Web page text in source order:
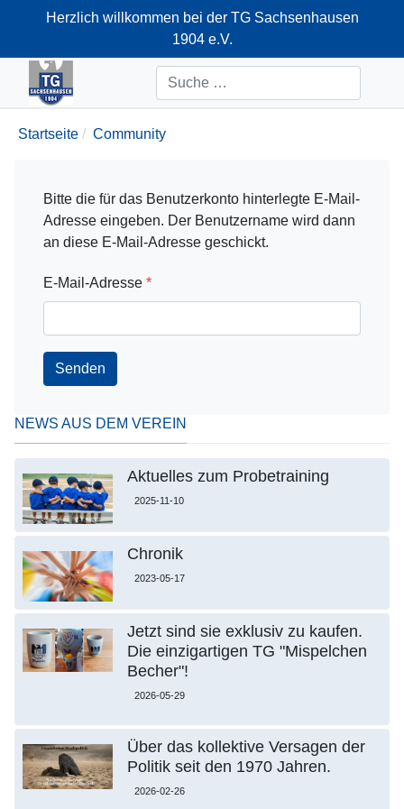
Herzlich willkommen bei der TG Sachsenhausen
1904 e.V.
+49-69-66374712
Suchen
Startseite Community
Bitte die für das Benutzerkonto hinterlegte E-Mail-
Adresse eingeben. Der Benutzername wird dann
an diese E-Mail-Adresse geschickt.
E-Mail-Adresse *
Senden
NEWS AUS DEM VEREIN
Aktuelles zum Probetraining
2025-11-10
Chronik
2023-05-17
Jetzt sind sie exklusiv zu kaufen.
Die einzigartigen TG "Mispelchen
Becher"!
2026-05-29
Über das kollektive Versagen der
Politik seit den 1970 Jahren.
2026-02-26